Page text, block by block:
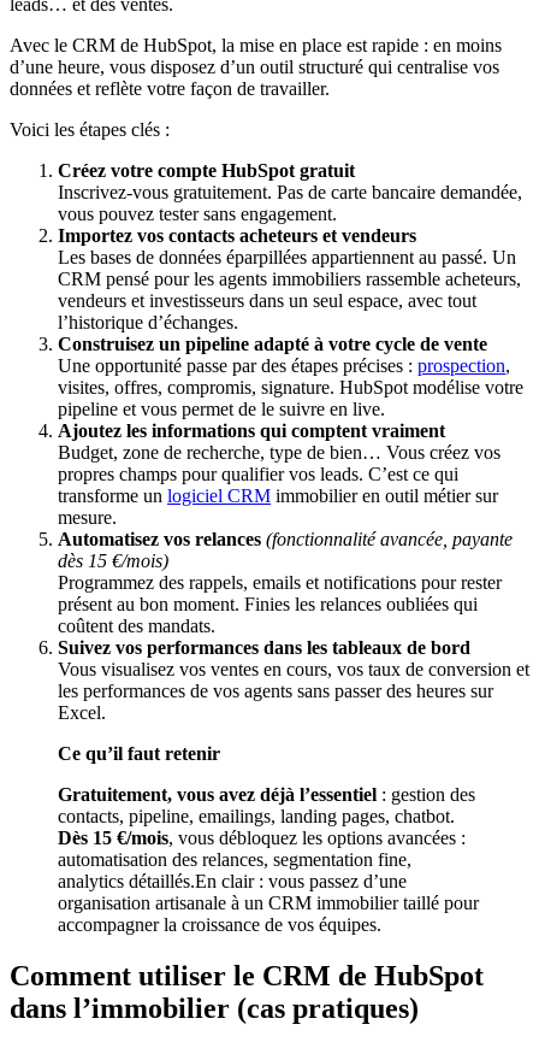
leads… et des ventes.
Avec le CRM de HubSpot, la mise en place est rapide : en moins
d’une heure, vous disposez d’un outil structuré qui centralise vos
données et reflète votre façon de travailler.
Voici les étapes clés :
Créez votre compte HubSpot gratuit
Inscrivez-vous gratuitement. Pas de carte bancaire demandée,
vous pouvez tester sans engagement.
Importez vos contacts acheteurs et vendeurs
Les bases de données éparpillées appartiennent au passé. Un
CRM pensé pour les agents immobiliers rassemble acheteurs,
vendeurs et investisseurs dans un seul espace, avec tout
l’historique d’échanges.
Construisez un pipeline adapté à votre cycle de vente
Une opportunité passe par des étapes précises : prospection,
visites, offres, compromis, signature. HubSpot modélise votre
pipeline et vous permet de le suivre en live.
Ajoutez les informations qui comptent vraiment
Budget, zone de recherche, type de bien… Vous créez vos
propres champs pour qualifier vos leads. C’est ce qui
transforme un logiciel CRM immobilier en outil métier sur
mesure.
Automatisez vos relances (fonctionnalité avancée, payante
dès 15 €/mois)
Programmez des rappels, emails et notifications pour rester
présent au bon moment. Finies les relances oubliées qui
coûtent des mandats.
Suivez vos performances dans les tableaux de bord
Vous visualisez vos ventes en cours, vos taux de conversion et
les performances de vos agents sans passer des heures sur
Excel.
Ce qu’il faut retenir
Gratuitement, vous avez déjà l’essentiel : gestion des
contacts, pipeline, emailings, landing pages, chatbot.
Dès 15 €/mois, vous débloquez les options avancées :
automatisation des relances, segmentation fine,
analytics détaillés.En clair : vous passez d’une
organisation artisanale à un CRM immobilier taillé pour
accompagner la croissance de vos équipes.
Comment utiliser le CRM de HubSpot
dans l’immobilier (cas pratiques)